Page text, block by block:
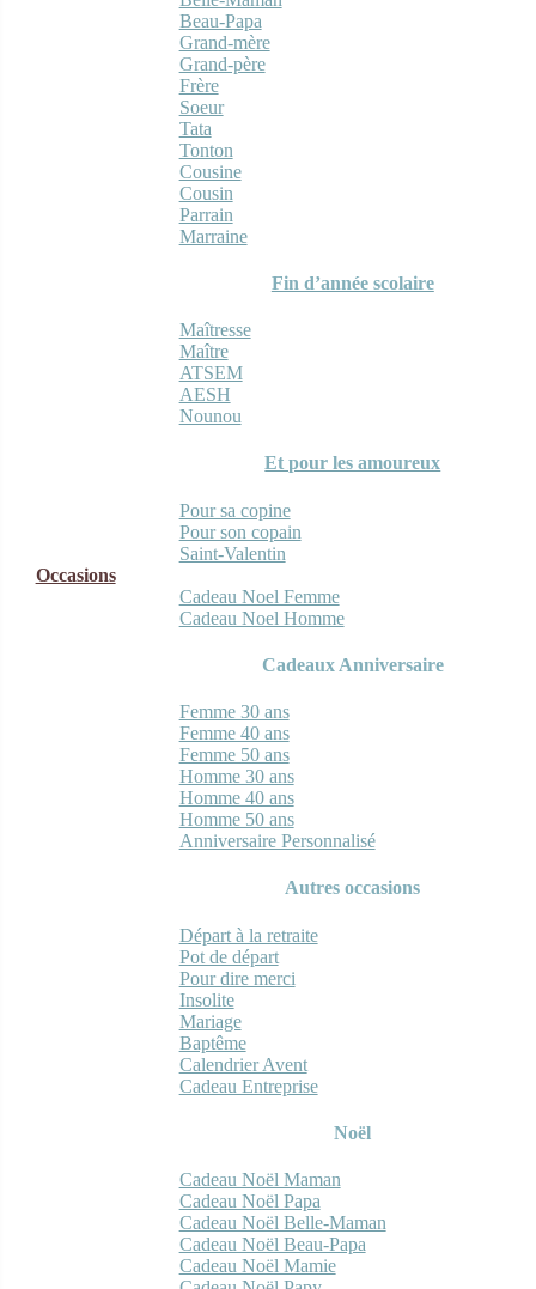
Beau-Papa
Grand-mère
Grand-père
Frère
Soeur
Tata
Tonton
Cousine
Cousin
Parrain
Marraine
Fin d’année scolaire
Maîtresse
Maître
ATSEM
AESH
Nounou
Et pour les amoureux
Pour sa copine
Pour son copain
Saint-Valentin
Occasions
Cadeau Noel Femme
Cadeau Noel Homme
Cadeaux Anniversaire
Femme 30 ans
Femme 40 ans
Femme 50 ans
Homme 30 ans
Homme 40 ans
Homme 50 ans
Anniversaire Personnalisé
Autres occasions
Départ à la retraite
Pot de départ
Pour dire merci
Insolite
Mariage
Baptême
Calendrier Avent
Cadeau Entreprise
Noël
Cadeau Noël Maman
Cadeau Noël Papa
Cadeau Noël Belle-Maman
Cadeau Noël Beau-Papa
Cadeau Noël Mamie